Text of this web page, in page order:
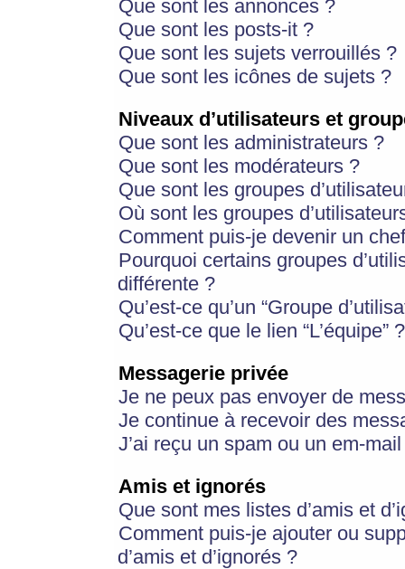
Que sont les annonces ?
Que sont les posts-it ?
Que sont les sujets verrouillés ?
Que sont les icônes de sujets ?
Niveaux d’utilisateurs et
Que sont les administrateurs ?
Que sont les modérateurs ?
Que sont les groupes
Où sont les groupes
Comment puis-je devenir un
Pourquoi certains groupes
différente ?
Qu’est-ce qu’un “Groupe
Qu’est-ce que le lien “L’équipe” ?
Messagerie privée
Je ne peux pas envoyer de
Je continue à recevoir des
J’ai reçu un spam ou un em-
Amis et ignorés
Que sont mes listes d’amis et
Comment puis-je ajouter ou
d’amis et d’ignorés ?